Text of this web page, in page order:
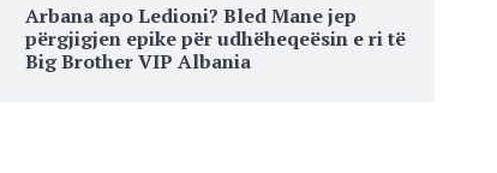
Arbana apo Ledioni? Bled Mane jep
përgjigjen epike për udhëheqeësin e ri të
Big Brother VIP Albania